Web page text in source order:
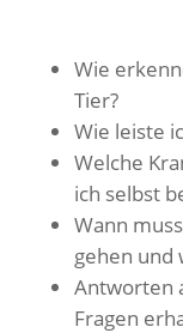
Wie
Tier?
Wie leiste
Welche
ich selbst
Wann
gehen und
Antworten
Fragen